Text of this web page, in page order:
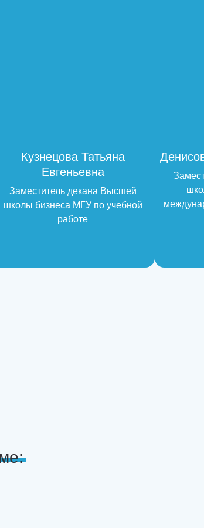
Кузнецова Татьяна
Евгеньевна
Заместитель декана Высшей
школы бизнеса МГУ по учебной
работе